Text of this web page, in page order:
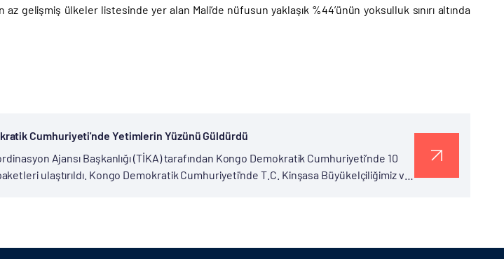
gelişmiş ülkeler listesinde yer alan Mali’de nüfusun yaklaşık %44’ünün yoksulluk sınırı altında
Cumhuriyeti'nde Yetimlerin Yüzünü Güldürdü
Ajansı Başkanlığı (TİKA) tarafından Kongo Demokratik Cumhuriyeti’nde 10
ulaştırıldı. Kongo Demokratik Cumhuriyeti'nde T.C. Kinşasa Büyükelçiliğimiz ve